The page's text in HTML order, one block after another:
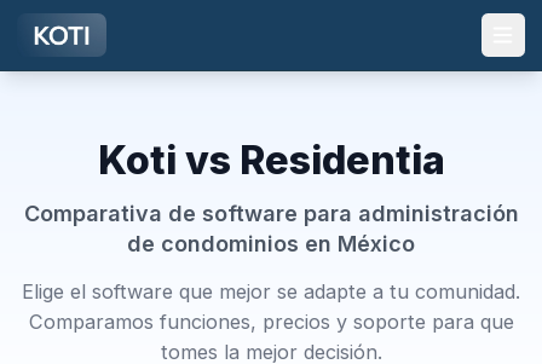
Ir al contenido principal
Koti vs Residentia
Comparativa de software para administración
de condominios en México
Elige el software que mejor se adapte a tu comunidad.
Comparamos funciones, precios y soporte para que
tomes la mejor decisión.